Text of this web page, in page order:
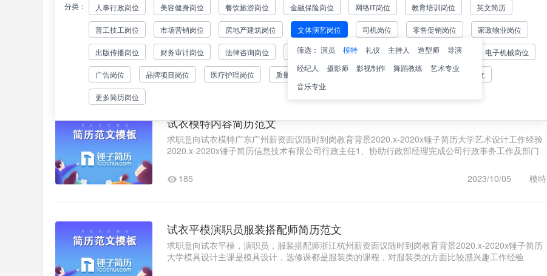
分类： 人事行政岗位 美容健身岗位 餐饮旅游岗位 金融保险岗位 网络IT岗位 教育培训岗位 英文简历
普工技工岗位 市场营销岗位 房地产建筑岗位
文体演艺岗位
筛选： 演员 模特 礼仪 主持人 造型师
导演
经纪人
摄影师 影视制作 舞蹈教练
艺术专业
音乐专业
司机岗位 零售促销岗位 家政物业岗位
出版传播岗位 财务审计岗位 法律咨询岗位 贸易采购岗位 物流仓储岗位 设计行业岗位 电子机械岗位
广告岗位 品牌项目岗位 医疗护理岗位 质量管理岗位 销售岗位 客服岗位 通用简历范文
更多简历岗位
淘宝主播模特简历模板
以下简历内容以淘宝主播模特岗位招聘需求为背景，我们制作一份全面.专业且极具参考价值的案例，
大家可以借鉴参考，用实例诠释如何在这个竞争激烈的行业中立足。求职意向求职类型：全职意向岗
位：淘宝主播模特意向城市..1
180 2024/12/02
试衣模特内容简历范文
求职意向试衣模特广东广州薪资面议随时到岗教育背景2020.x-2020x锤子简历大学艺术设计工作经验
2020.x-2020x锤子简历信息技术有限公司行政主任1、协助行政部经理完成公司行政事务工作及部门
模特
185 2023/10/05
试衣平模演职员服装搭配师简历范文
求职意向试衣平模，演职员，服装搭配师浙江杭州薪资面议随时到岗教育背景2020.x-2020x锤子简历
大学模具设计主课是模具设计，选修课都是服装类的课程，对服装类的方面比较感兴趣工作经验